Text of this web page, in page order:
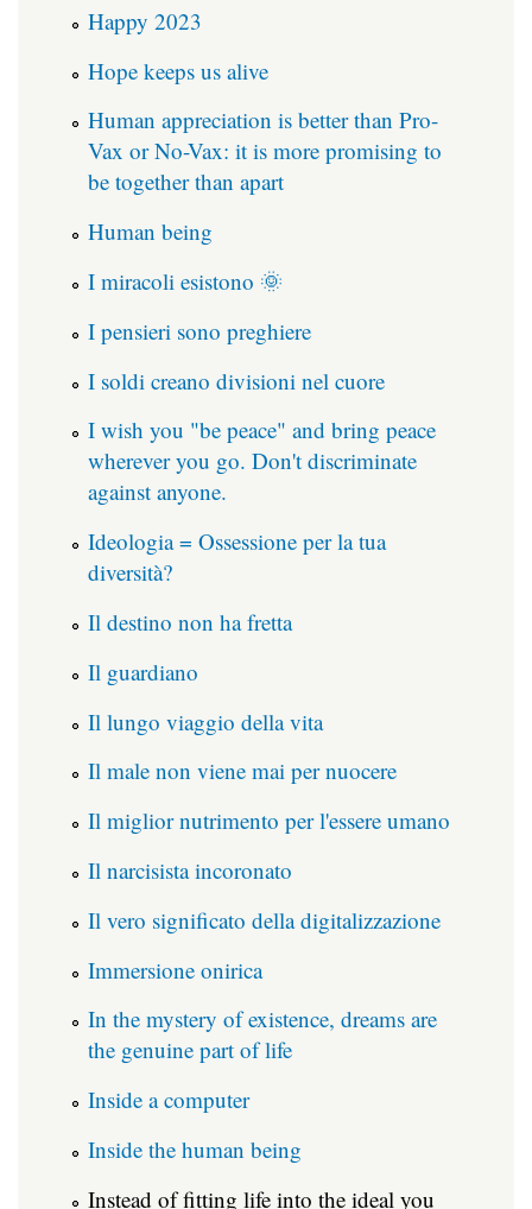
Happy 2023
Hope keeps us alive
Human appreciation is better than Pro-
Vax or No-Vax: it is more promising to
be together than apart
Human being
I miracoli esistono 🌞
I pensieri sono preghiere
I soldi creano divisioni nel cuore
I wish you "be peace" and bring peace
wherever you go. Don't discriminate
against anyone.
Ideologia = Ossessione per la tua
diversità?
Il destino non ha fretta
Il guardiano
Il lungo viaggio della vita
Il male non viene mai per nuocere
Il miglior nutrimento per l'essere umano
Il narcisista incoronato
Il vero significato della digitalizzazione
Immersione onirica
In the mystery of existence, dreams are
the genuine part of life
Inside a computer
Inside the human being
Instead of fitting life into the ideal you